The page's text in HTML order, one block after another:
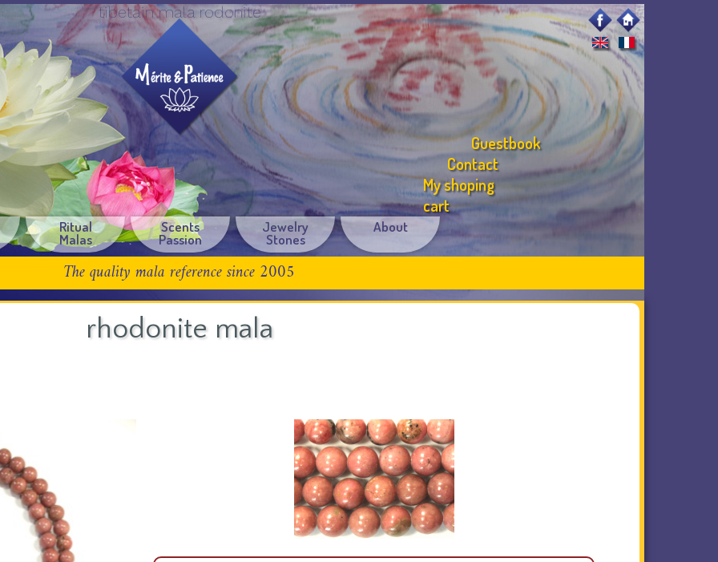
tibetain mala rodonite
Ritual
Malas
Scents
Passion
Jewelry
Stones
About
Guestbook
Contact
My shoping
cart
The quality mala reference since 2005
rhodonite mala